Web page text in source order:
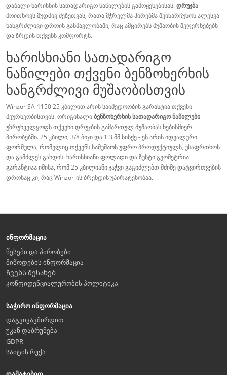
დაბალი ხარისხის სათადარიგო ნაწილების გამოყენებისას.დრუჯბა
მოითხოვს მუდმივ შეზეთვას, რათა მჭრელმა პირებმა შეინარჩუნონ ალესვა
ხანგრძლივი დროის განმავლობაში, რაც ამცირებს მუშაობის შეფერხებებს
და ზრდის თქვენს კომფორტს.
ხარისხიანი სათადარიგო
ნაწილები თქვენი ბენზოხერხის
ხანგრძლივი მუშაობისთვის
Winzor SA-1150 25 კბილით არის საიმედოობის გარანტია თქვენი
მეურნეობისთვის. ორიგინალიბენზოხერხის სათადარიგო ნაწილები
უზრუნველყოფს თქვენი დრუჯბის გამართულ მუშაობას ნებისმიერ
პირობებში. 25 კბილი, 3/8 ბიჯი და 1.3 მმ სისქე - ეს არის იდეალური
ფორმულა, რომელიც თქვენს სამუშაოს უფრო პროდუქტიულს, უსაფრთხოს
და გამძლეს გახდის. ხარისხიანი ფოლადი და ზუსტი გეომეტრია
გარანტიაა იმისა, რომ 25 კბილიანი ჯაჭვი გაგიძლებთ მძიმე დატვირთვების
დროსაც კი, რაც Winzor-ის ბრენდის უპირატესობაა.
ინფორმაცია
წესები და პირობები
მიწოდების ინფორმაცია
Ჩვენს შესახებ
კონფიდენციალურობის პოლიტიკა
საჭირო ინფორმაცია
დაგვიკავშირდით
უკან დაბრუნება
GDPR
საიტის რუქა